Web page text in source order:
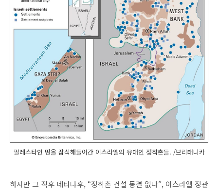
팔레스타인 땅을 잠식해들어간 이스라엘의 유대인 정착촌들. /브리태니카
하지만 그 직후 네타냐후, “정착촌 건설 동결 없다”, 이스라엘 장관